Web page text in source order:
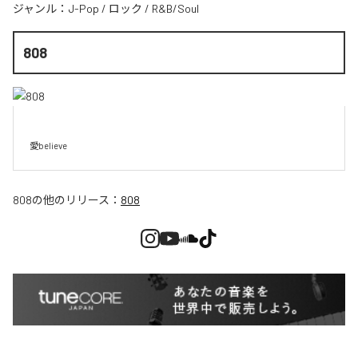
ジャンル： J-Pop / ロック / R&B/Soul
808
愛believe
808の他のリリース： 808